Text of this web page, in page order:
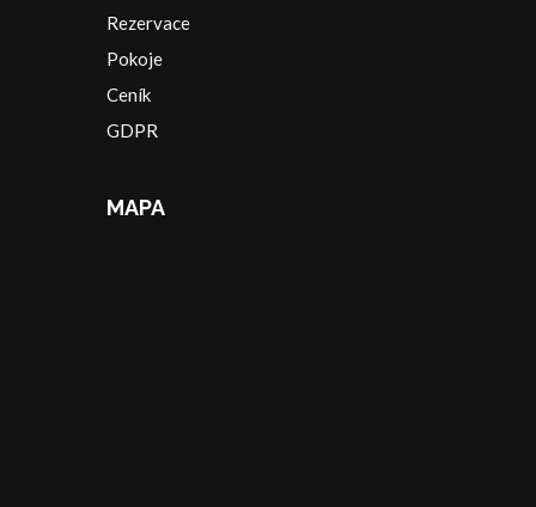
Rezervace
Pokoje
Ceník
GDPR
MAPA